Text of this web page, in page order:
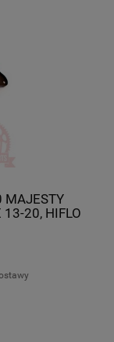
MAJESTY
20, HIFLO